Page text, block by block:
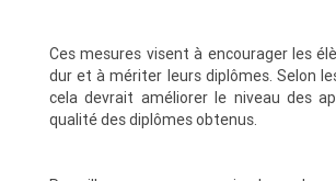
Ces mesures visent à encourager les
dur et à mériter leurs diplômes. Selon
cela devrait améliorer le niveau des
qualité des diplômes obtenus.